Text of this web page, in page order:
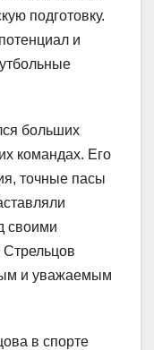
подготовку.
и
больших
командах. Его
точные пасы
своими
и уважаемым
в спорте